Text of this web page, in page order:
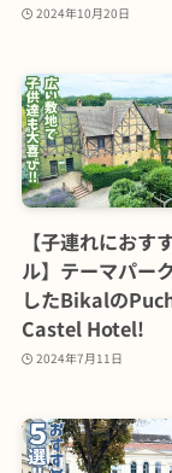
2024年10月20日
【子連れにおす
ル】テーマパー
したBikalの
Castel Hotel!
2024年7月11日